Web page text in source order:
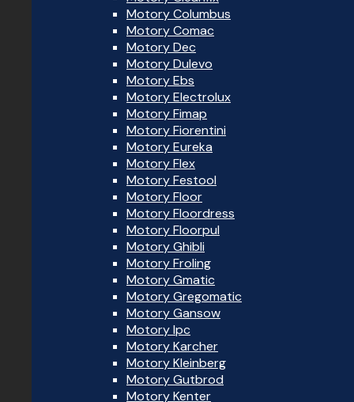
Motory Columbus
Motory Comac
Motory Dec
Motory Dulevo
Motory Ebs
Motory Electrolux
Motory Fimap
Motory Fiorentini
Motory Eureka
Motory Flex
Motory Festool
Motory Floor
Motory Floordress
Motory Floorpul
Motory Ghibli
Motory Froling
Motory Gmatic
Motory Gregomatic
Motory Gansow
Motory Ipc
Motory Karcher
Motory Kleinberg
Motory Gutbrod
Motory Kenter